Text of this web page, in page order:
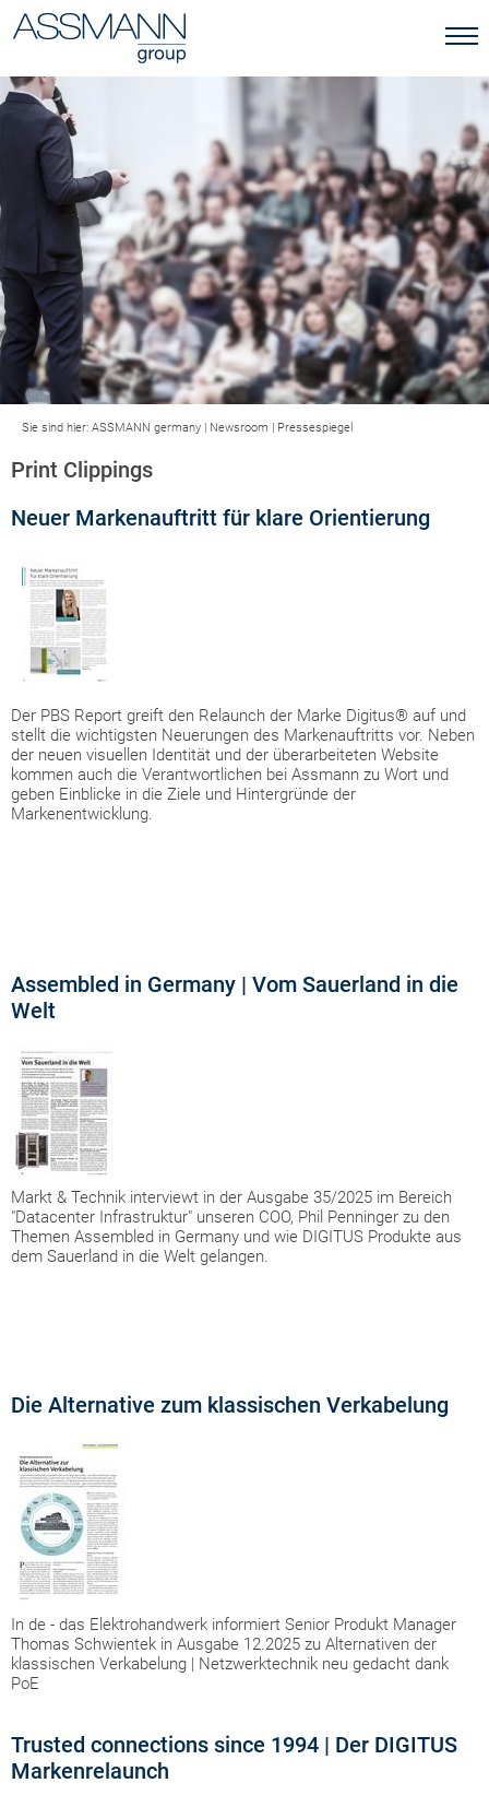
Sie sind hier: ASSMANN germany | Newsroom | Pressespiegel
Print Clippings
Neuer Markenauftritt für klare Orientierung
Der PBS Report greift den Relaunch der Marke Digitus® auf und
stellt die wichtigsten Neuerungen des Markenauftritts vor. Neben
der neuen visuellen Identität und der überarbeiteten Website
kommen auch die Verantwortlichen bei Assmann zu Wort und
geben Einblicke in die Ziele und Hintergründe der
Markenentwicklung.
Assembled in Germany | Vom Sauerland in die
Welt
Markt & Technik interviewt in der Ausgabe 35/2025 im Bereich
"Datacenter Infrastruktur" unseren COO, Phil Penninger zu den
Themen Assembled in Germany und wie DIGITUS Produkte aus
dem Sauerland in die Welt gelangen.
Die Alternative zum klassischen Verkabelung
In de - das Elektrohandwerk informiert Senior Produkt Manager
Thomas Schwientek in Ausgabe 12.2025 zu Alternativen der
klassischen Verkabelung | Netzwerktechnik neu gedacht dank
PoE
Trusted connections since 1994 | Der DIGITUS
Markenrelaunch